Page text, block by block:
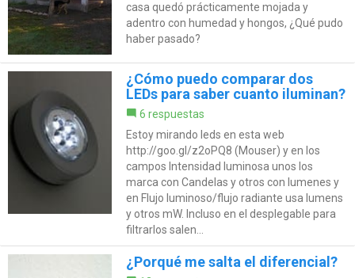
casa quedó prácticamente mojada y
adentro con humedad y hongos, ¿Qué pudo
haber pasado?
¿Cómo puedo comparar dos
LEDs para saber cuanto iluminan?
6 respuestas
Estoy mirando leds en esta web
http://goo.gl/z2oPQ8 (Mouser) y en los
campos Intensidad luminosa unos los
marca con Candelas y otros con lumenes y
en Flujo luminoso/flujo radiante usa lumens
y otros mW. Incluso en el desplegable para
filtrarlos salen...
¿Porqué me salta el diferencial?